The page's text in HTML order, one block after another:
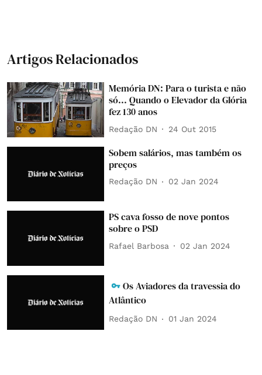
Artigos Relacionados
Memória DN: Para o turista e não
só... Quando o Elevador da Glória
fez 130 anos
Redação DN 24 Out 2015
Sobem salários, mas também os
preços
Redação DN 02 Jan 2024
PS cava fosso de nove pontos
sobre o PSD
Rafael Barbosa 02 Jan 2024
Os Aviadores da travessia do
Atlântico
Redação DN 01 Jan 2024